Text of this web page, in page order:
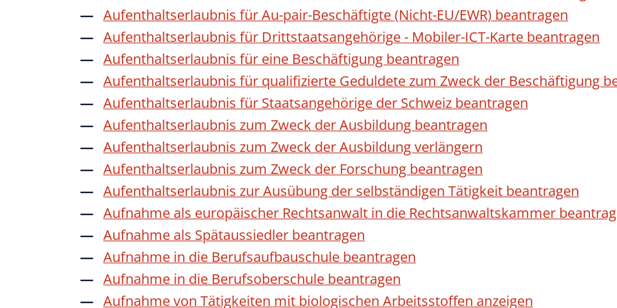
Aufenthaltserlaubnis für Au-pair-Beschäftigte (Nicht-EU/EWR) beantragen
Aufenthaltserlaubnis für Drittstaatsangehörige - Mobiler-ICT-Karte beantragen
Aufenthaltserlaubnis für eine Beschäftigung beantragen
Aufenthaltserlaubnis für qualifizierte Geduldete zum Zweck der Beschäftigung
Aufenthaltserlaubnis für Staatsangehörige der Schweiz beantragen
Aufenthaltserlaubnis zum Zweck der Ausbildung beantragen
Aufenthaltserlaubnis zum Zweck der Ausbildung verlängern
Aufenthaltserlaubnis zum Zweck der Forschung beantragen
Aufenthaltserlaubnis zur Ausübung der selbständigen Tätigkeit beantragen
Aufnahme als europäischer Rechtsanwalt in die Rechtsanwaltskammer
Aufnahme als Spätaussiedler beantragen
Aufnahme in die Berufsaufbauschule beantragen
Aufnahme in die Berufsoberschule beantragen
Aufnahme von Tätigkeiten mit biologischen Arbeitsstoffen anzeigen